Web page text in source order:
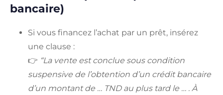
bancaire)
Si vous financez l’achat par un prêt, insérez
une clause :
👉 “La vente est conclue sous condition
suspensive de l’obtention d’un crédit bancaire
d’un montant de … TND au plus tard le … . À